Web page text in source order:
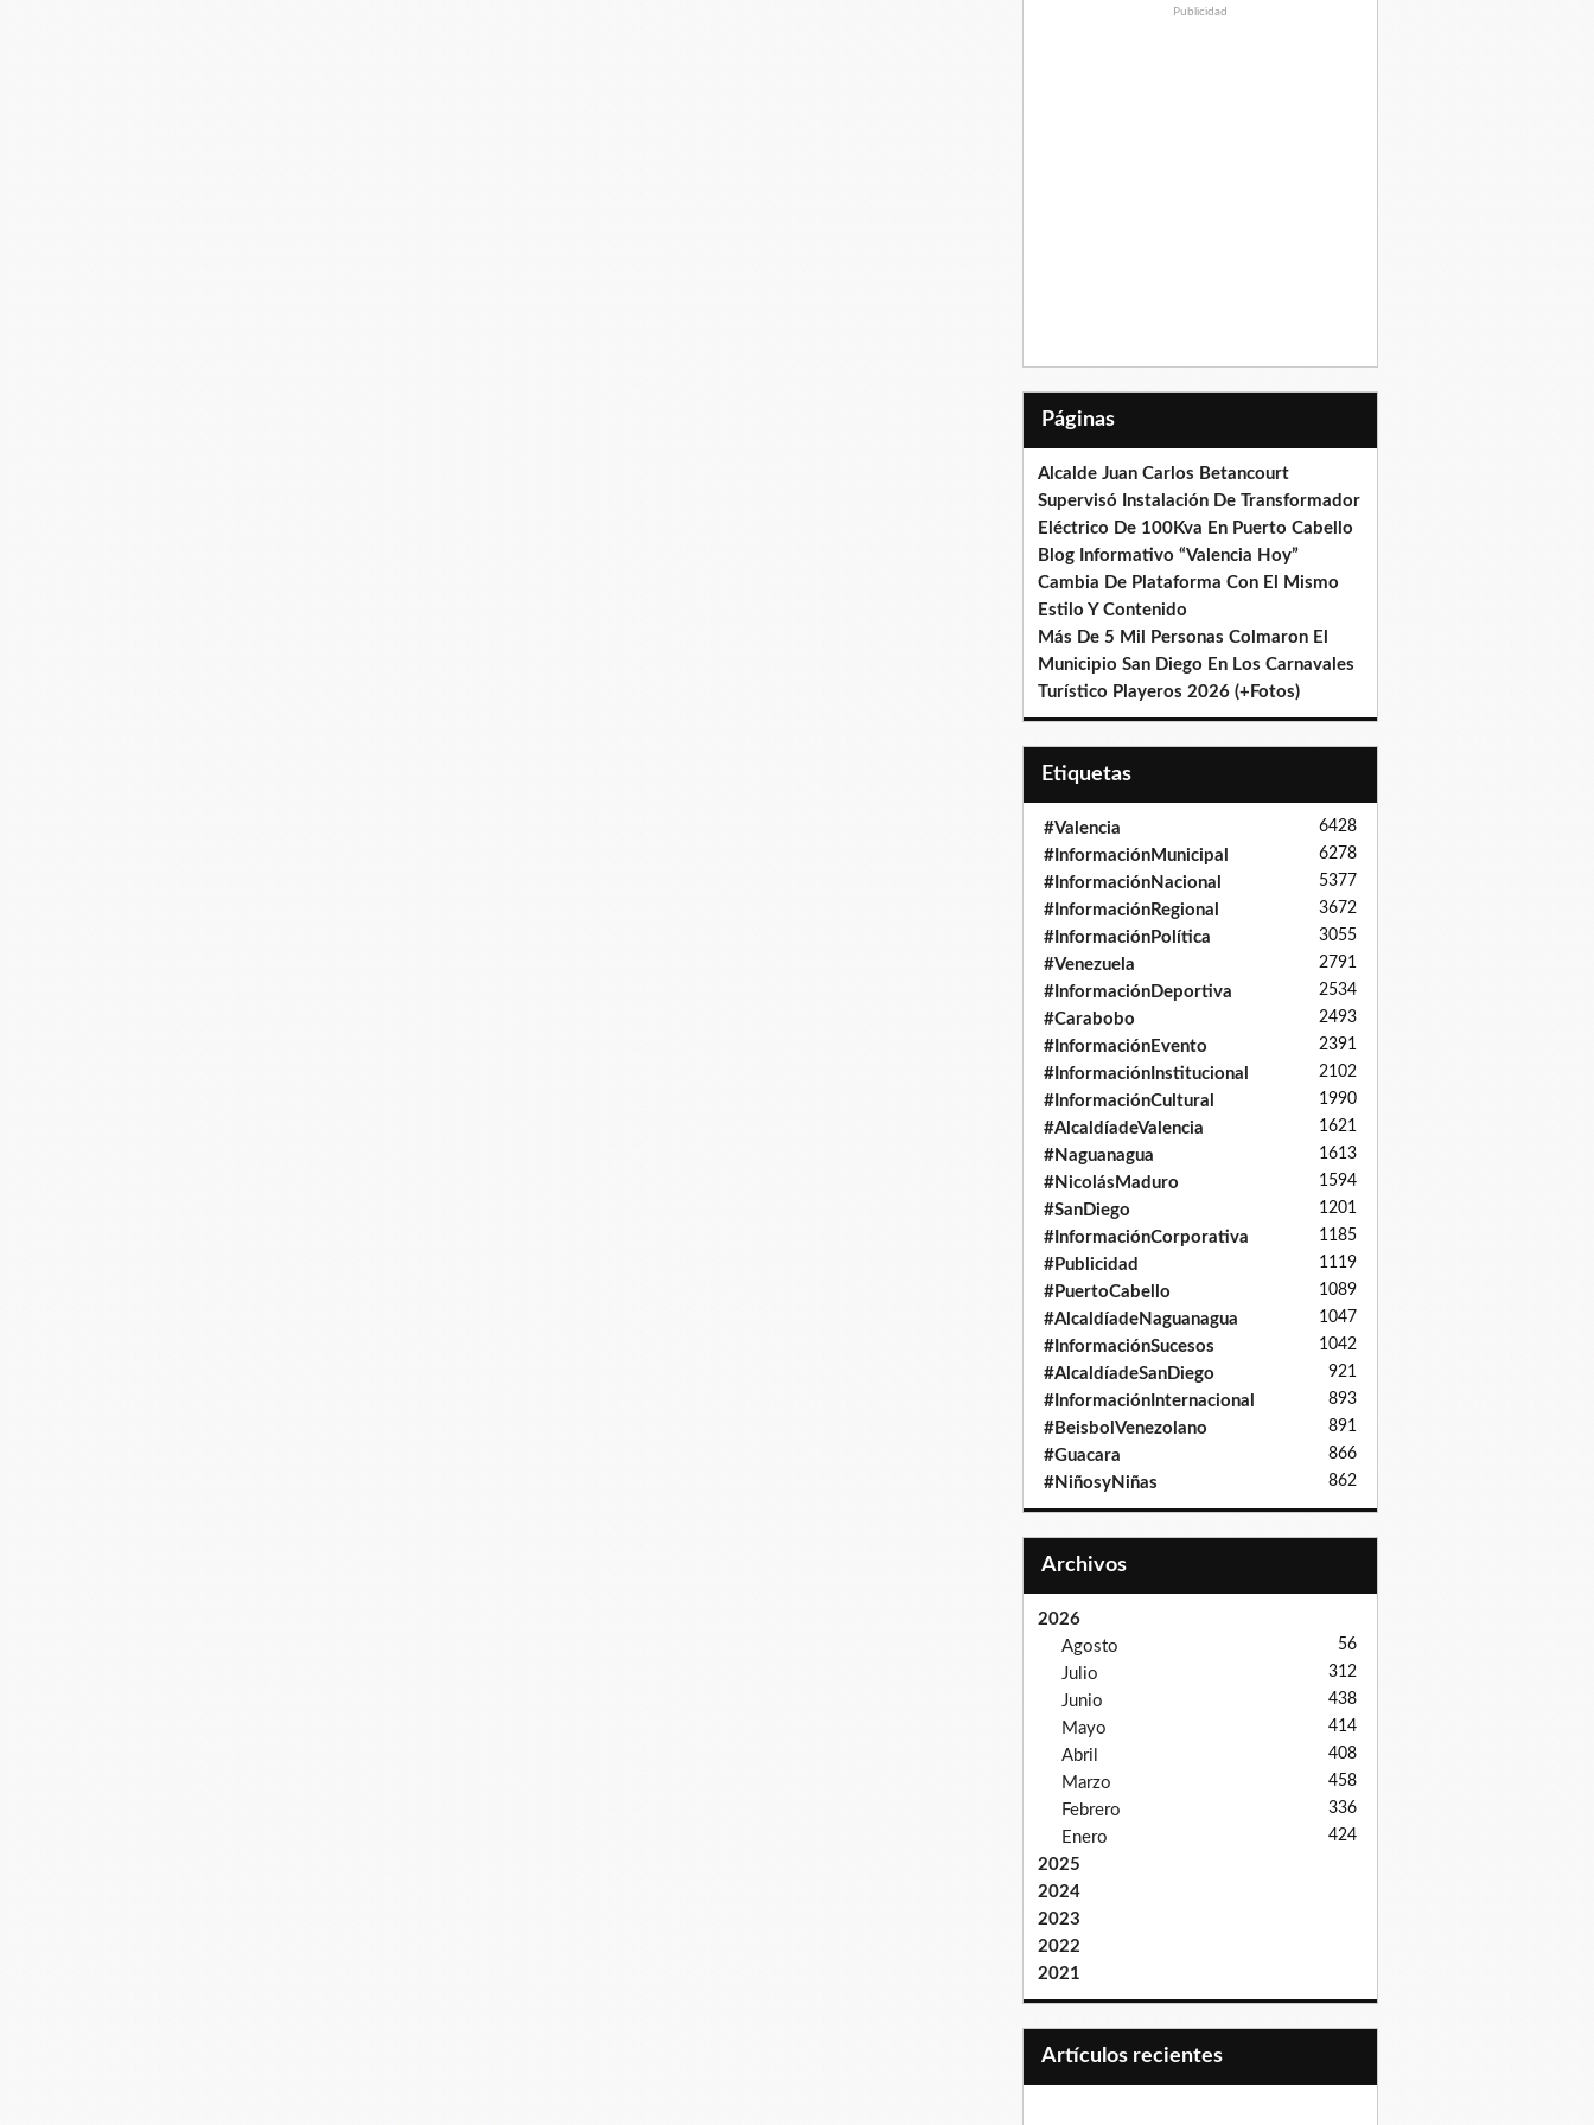
Publicidad
Páginas
Alcalde Juan Carlos Betancourt
Supervisó Instalación De Transformador
Eléctrico De 100Kva En Puerto Cabello
Blog Informativo “Valencia Hoy”
Cambia De Plataforma Con El Mismo
Estilo Y Contenido
Más De 5 Mil Personas Colmaron El
Municipio San Diego En Los Carnavales
Turístico Playeros 2026 (+Fotos)
Etiquetas
#Valencia 6428
#InformaciónMunicipal 6278
#InformaciónNacional 5377
#InformaciónRegional 3672
#InformaciónPolítica 3055
#Venezuela 2791
#InformaciónDeportiva 2534
#Carabobo 2493
#InformaciónEvento 2391
#InformaciónInstitucional 2102
#InformaciónCultural 1990
#AlcaldíadeValencia 1621
#Naguanagua 1613
#NicolásMaduro 1594
#SanDiego 1201
#InformaciónCorporativa 1185
#Publicidad 1119
#PuertoCabello 1089
#AlcaldíadeNaguanagua 1047
#InformaciónSucesos 1042
#AlcaldíadeSanDiego 921
#InformaciónInternacional 893
#BeisbolVenezolano 891
#Guacara 866
#NiñosyNiñas 862
Archivos
2026
Agosto
56
Julio 312
Junio 438
Mayo 414
Abril 408
Marzo 458
Febrero 336
Enero 424
2025
2024
2023
2022
2021
Artículos recientes